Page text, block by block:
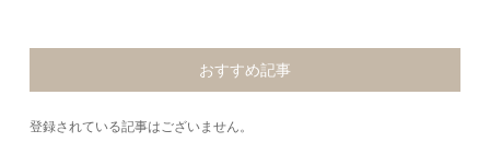
おすすめ記事
登録されている記事はございません。